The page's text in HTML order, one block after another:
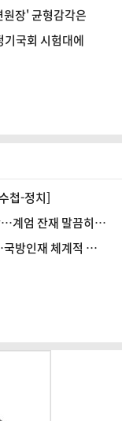
장' 균형감각은
국회 시험대에
첩-정치]
계엄 잔재 말끔히
방인재 체계적 양